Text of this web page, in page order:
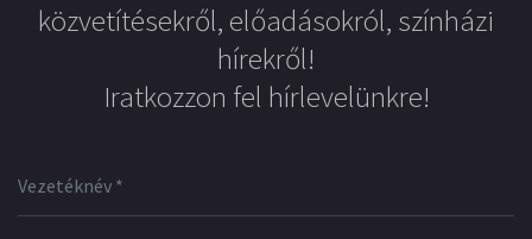
közvetítésekről, előadásokról, színházi
hírekről!
Iratkozzon fel hírlevelünkre!